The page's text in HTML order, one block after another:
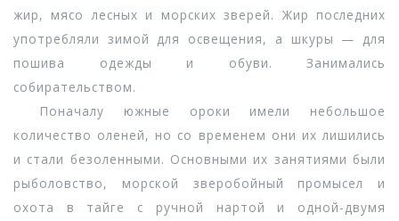
жир, мясо лесных и морских зверей. Жир последних
употребляли зимой для освещения, а шкуры — для
пошива одежды и обуви. Занимались
собирательством.
Поначалу южные ороки имели небольшое
количество оленей, но со временем они их лишились
и стали безоленными. Основными их занятиями были
рыболовство, морской зверобойный промысел и
охота в тайге с ручной нартой и одной-двумя